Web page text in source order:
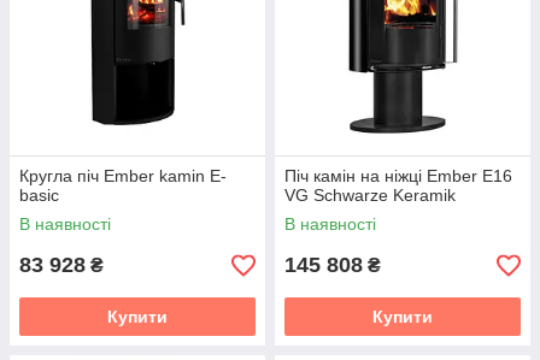
Кругла піч Ember kamin E-
basic
В наявності
83 928 ₴
Купити
Піч камін на ніжці Ember E16
VG Schwarze Keramik
В наявності
145 808 ₴
Купити